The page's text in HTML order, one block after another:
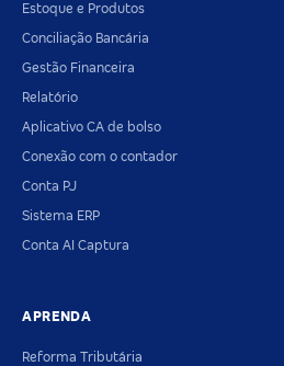
Estoque e Produtos
Conciliação Bancária
Gestão Financeira
Relatório
Aplicativo CA de bolso
Conexão com o contador
Conta PJ
Sistema ERP
Conta AI Captura
APRENDA
Reforma Tributária